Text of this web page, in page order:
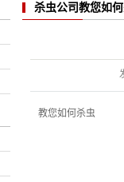
杀虫公司教您如
教您如何杀虫